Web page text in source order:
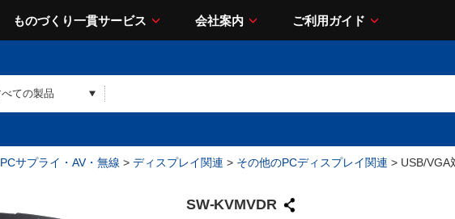
ものづくり一貫サービス 会社案内 ご利用ガイド
PCサプライ・AV・無線 > ディスプレイ関連 > その他のPCディスプレイ関連 > USB/VGA
SW-KVMVDR